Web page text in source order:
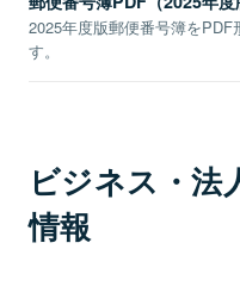
2025年度版郵便番号簿をPDF
す。
ビジネス・法
情報